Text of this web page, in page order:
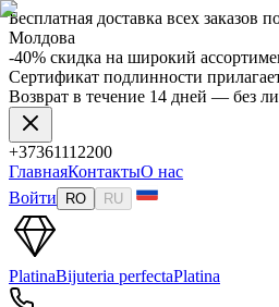
Бесплатная доставка всех заказов
Молдова
-40% скидка на широкий
Сертификат подлинности
Возврат в течение 14 дней — без
+37361112200
ГлавнаяКонтактыО нас
Войти
RO RU
PlatinaBijuteria perfectaPlatina